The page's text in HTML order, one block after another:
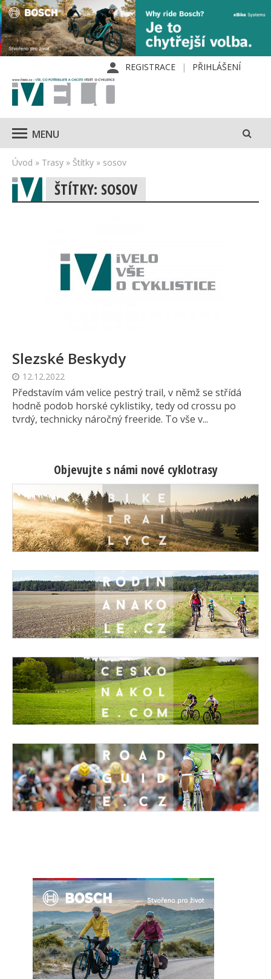
REGISTRACE PŘIHLÁŠENÍ
MENU
Úvod » Trasy » Štítky » sosov
ŠTÍTKY: SOSOV
Slezské Beskydy
12.12.2022
Představím vám velice pestrý trail, v němž se střídá
hodně podob horské cyklistiky, tedy od crossu po
tvrdý, technicky náročný freeride. To vše v...
Objevujte s námi nové cyklotrasy